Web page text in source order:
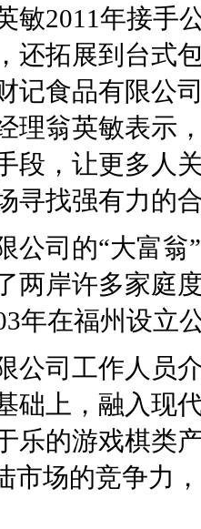
敏2011年接手
还拓展到台式
记食品有限公
理翁英敏表示
段，让更多人
寻找强有力的
公司的“大富
两岸许多家庭
年在福州设立
公司工作人员
础上，融入现
乐的游戏棋类
市场的竞争力